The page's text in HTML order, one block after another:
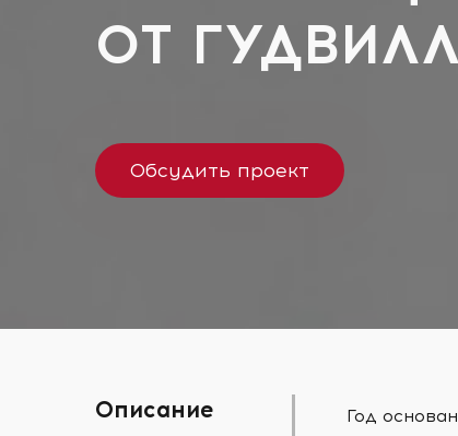
ОТ
Обсудить проект
Описание
Год